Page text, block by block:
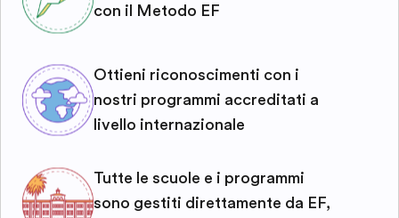
con il Metodo EF
Ottieni riconoscimenti con i
nostri programmi accreditati a
livello internazionale
Tutte le scuole e i programmi
sono gestiti direttamente da EF,